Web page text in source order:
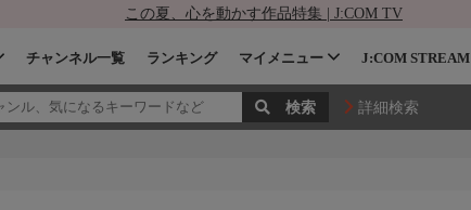
この夏、心を動かす作品特集 | J:COM TV
チャンネル一覧 ランキング マイメニュー J:COM STREAM
詳細検索